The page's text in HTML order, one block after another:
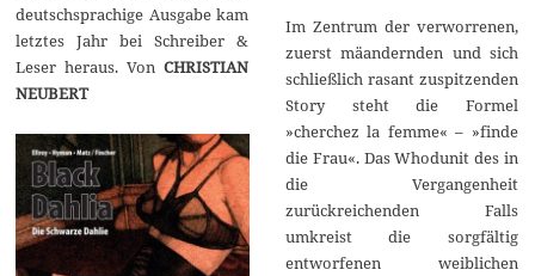
deutschsprachige Ausgabe kam
letztes Jahr bei Schreiber &
Leser heraus. VonCHRISTIAN
NEUBERT
Im Zentrum der verworrenen,
zuerst mäandernden und sich
schließlich rasant zuspitzenden
Story steht die Formel
»cherchez la femme« – »finde
die Frau«. Das Whodunit des in
die Vergangenheit
zurückreichenden Falls
umkreist die sorgfältig
entworfenen weiblichen